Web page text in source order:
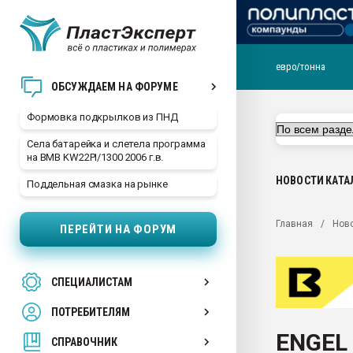
ОБСУЖДАЕМ НА ФОРУМЕ
Формовка подкрылков из ПНД
Села батарейка и слетела программа
на BMB KW22PI/1300 2006 г.в.
Поддельная смазка на рынке
ПЕРЕЙТИ НА ФОРУМ
СПЕЦИАЛИСТАМ
ПОТРЕБИТЕЛЯМ
СПРАВОЧНИК
29.07.2026 ФРП помог
Вакуум-формовочные
28.07.2026
первый план в
пластмасс
ситуацией на
евро/тонна
НОВОСТИ
Главная